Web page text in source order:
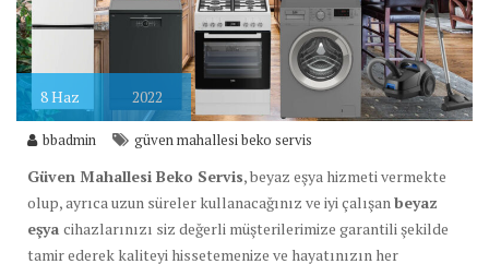
8Haz 2022
bbadmin güven mahallesi beko servis
Güven Mahallesi Beko Servis, beyaz eşya hizmeti vermekte
olup, ayrıca uzun süreler kullanacağınız ve iyi çalışan beyaz
eşya cihazlarınızı siz değerli müşterilerimize garantili şekilde
tamir ederek kaliteyi hissetemenize ve hayatınızın her